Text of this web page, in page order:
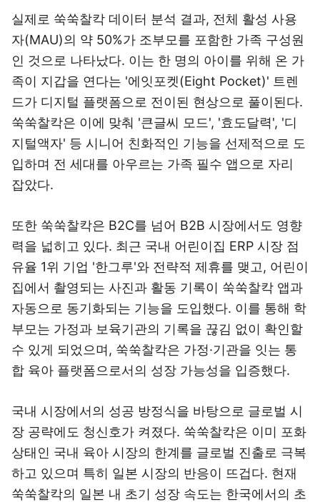
실제로 쑥쑥찰칵 데이터 분석 결과, 전체 활성 사용
자(MAU)의 약 50%가 조부모를 포함한 가족 구성원
인 것으로 나타났다. 이는 한 명의 아이를 위해 온 가
족이 지갑을 연다는 '에잇포켓(Eight Pocket)' 트렌
드가 디지털 플랫폼으로 전이된 현상으로 풀이된다.
쑥쑥찰칵은 이에 맞춰 '큰글씨 모드', '효도달력', '디
지털액자' 등 시니어 친화적인 기능을 선제적으로 도
입하며 전 세대를 아우르는 가족 필수 앱으로 자리
잡았다.
또한 쑥쑥찰칵은 B2C를 넘어 B2B 시장에서도 영향
력을 넓히고 있다. 최근 국내 어린이집 ERP 시장 점
유율 1위 기업 '한그루'와 전략적 제휴를 맺고, 어린이
집에서 촬영되는 사진과 활동 기록이 쑥쑥찰칵 앱과
자동으로 동기화되는 기능을 도입했다. 이를 통해 학
부모는 가정과 보육기관의 기록을 끊김 없이 확인할
수 있게 되었으며, 쑥쑥찰칵은 가정·기관을 잇는 통
합 육아 플랫폼으로서의 성장 가능성을 입증했다.
국내 시장에서의 성공 방정식을 바탕으로 글로벌 시
장 공략에도 청신호가 켜졌다. 쑥쑥찰칵은 이미 포화
상태인 국내 육아 시장의 한계를 글로벌 진출로 극복
하고 있으며 특히 일본 시장의 반응이 뜨겁다. 현재
쑥쑥찰칵의 일본 내 초기 성장 속도는 한국에서의 초